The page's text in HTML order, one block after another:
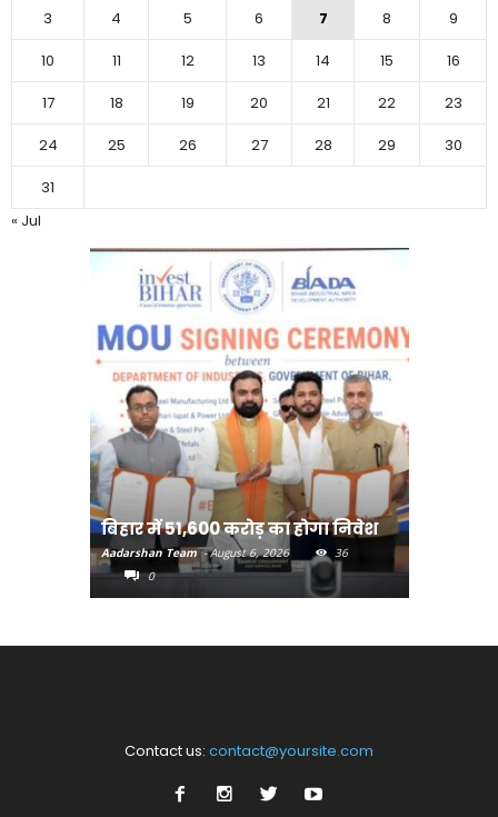
3
4 5 6 7 8
9
10
11 12 13 14 15
16
17
18 19 20 21 22
23
24
25 26 27 28 29
30
31
« Jul
बिहार में 51,600 करोड़ का होगा निवेश
Aadarshan Team - August 6, 2026
36
0
Contact us: contact@yoursite.com